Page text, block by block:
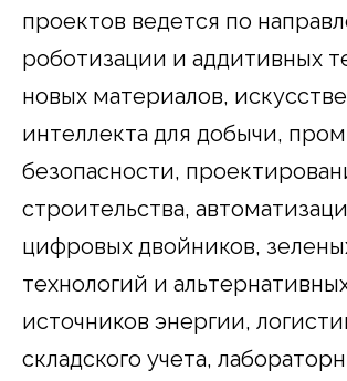
проектов ведется по
роботизации и аддитивных
новых материалов,
интеллекта для добычи,
безопасности,
строительства,
цифровых двойников,
технологий и
источников энергии,
складского учета,